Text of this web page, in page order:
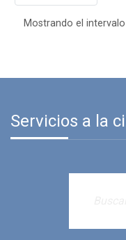
Mostrando el
Servicios a la